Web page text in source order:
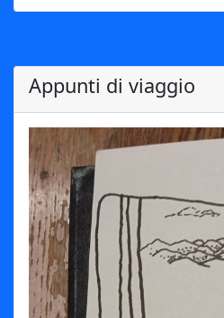
Appunti di viaggio